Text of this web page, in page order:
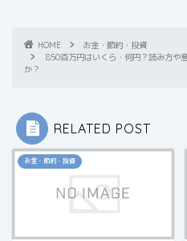
HOME
お金・節約・投資
850百万円はいくら・何円？読み方や
か？
RELATED POST
お金・節約・投資